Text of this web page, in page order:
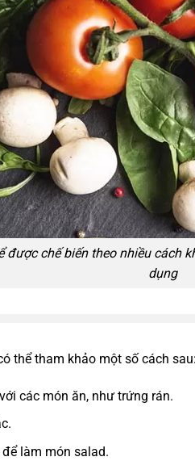
được chế biến theo nhiều cách
dụng
thể tham khảo một số cách sau:
các món ăn, như trứng rán.
làm món salad.